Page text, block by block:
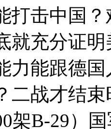
打击中国
就充分证
力能跟德
二战才结
架B-29）